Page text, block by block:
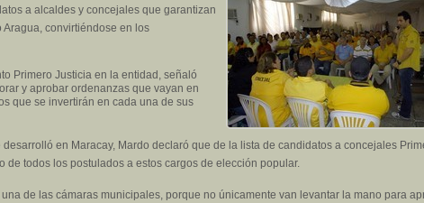
a alcaldes y concejales que garantizan
convirtiéndose en los
Primero Justicia en la entidad, señaló
y aprobar ordenanzas que vayan en
que se invertirán en cada una de sus
en Maracay, Mardo declaró que de la lista de candidatos a concejales
todos los postulados a estos cargos de elección popular.
de las cámaras municipales, porque no únicamente van levantar la mano para